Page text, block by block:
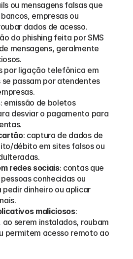
ou mensagens falsas que
empresas ou
dados de acesso.
do phishing feita por SMS
mensagens, geralmente
por ligação telefônica em
se passam por atendentes
: emissão de boletos
desviar o pagamento para
: captura de dados de
débito em sites falsos ou
redes sociais: contas que
conhecidas ou
pedir dinheiro ou aplicar
maliciosos:
serem instalados, roubam
permitem acesso remoto ao